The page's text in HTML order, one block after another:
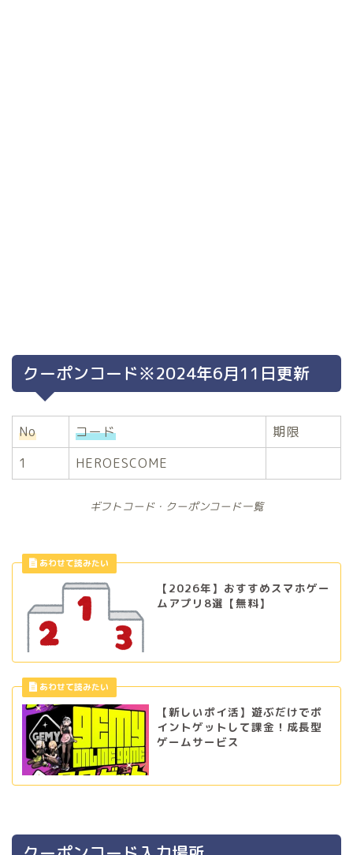
クーポンコード※2024年6月11日更新
No コード
期限
1
HEROESCOME
ギフトコード・クーポンコード一覧
【2026年】おすすめスマホゲー
ムアプリ8選【無料】
【新しいポイ活】遊ぶだけでポ
イントゲットして課金！成長型
ゲームサービス